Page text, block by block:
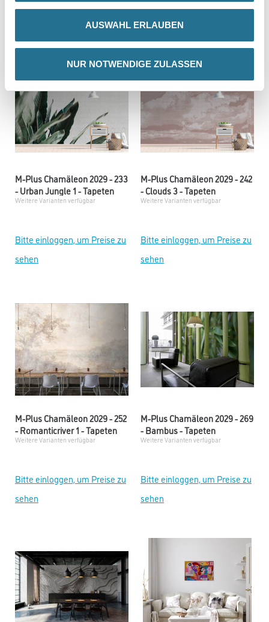
AUSWAHL ERLAUBEN
NUR NOTWENDIGE ZULASSEN
sehen
M-Plus Chamäleon 2029 - 233
- Urban Jungle 1 - Tapeten
Weitere Varianten verfügbar
Bitte einloggen, um Preise zu
sehen
M-Plus Chamäleon 2029 - 242
- Clouds 3 - Tapeten
Weitere Varianten verfügbar
Bitte einloggen, um Preise zu
sehen
M-Plus Chamäleon 2029 - 252
- Romanticriver 1 - Tapeten
Weitere Varianten verfügbar
Bitte einloggen, um Preise zu
sehen
M-Plus Chamäleon 2029 - 269
- Bambus - Tapeten
Weitere Varianten verfügbar
Bitte einloggen, um Preise zu
sehen